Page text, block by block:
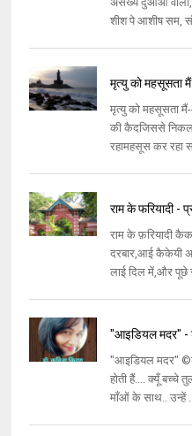
शीश पे आशीष सम,
मृत्यु को महसूसता
मृत्यु को महसूसता
की कैदजिससे निकल
रहामहसूस कर रहा
राम के फरियादी -
राम के फ़रियादी
दरबार,आई कैकेयी
लाई दिल में,और पूछे
"आइडियल मदर" -
"आइडियल मदर"
होती हैं.... क्यूँ बच्चे
माँओं के साथ.. उन्हें